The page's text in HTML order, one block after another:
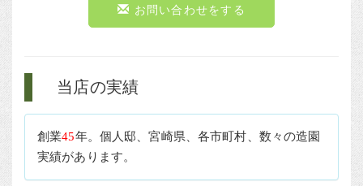
お問い合わせをする
当店の実績
創業45年。個人邸、宮崎県、各市町村、数々の造園
実績があります。